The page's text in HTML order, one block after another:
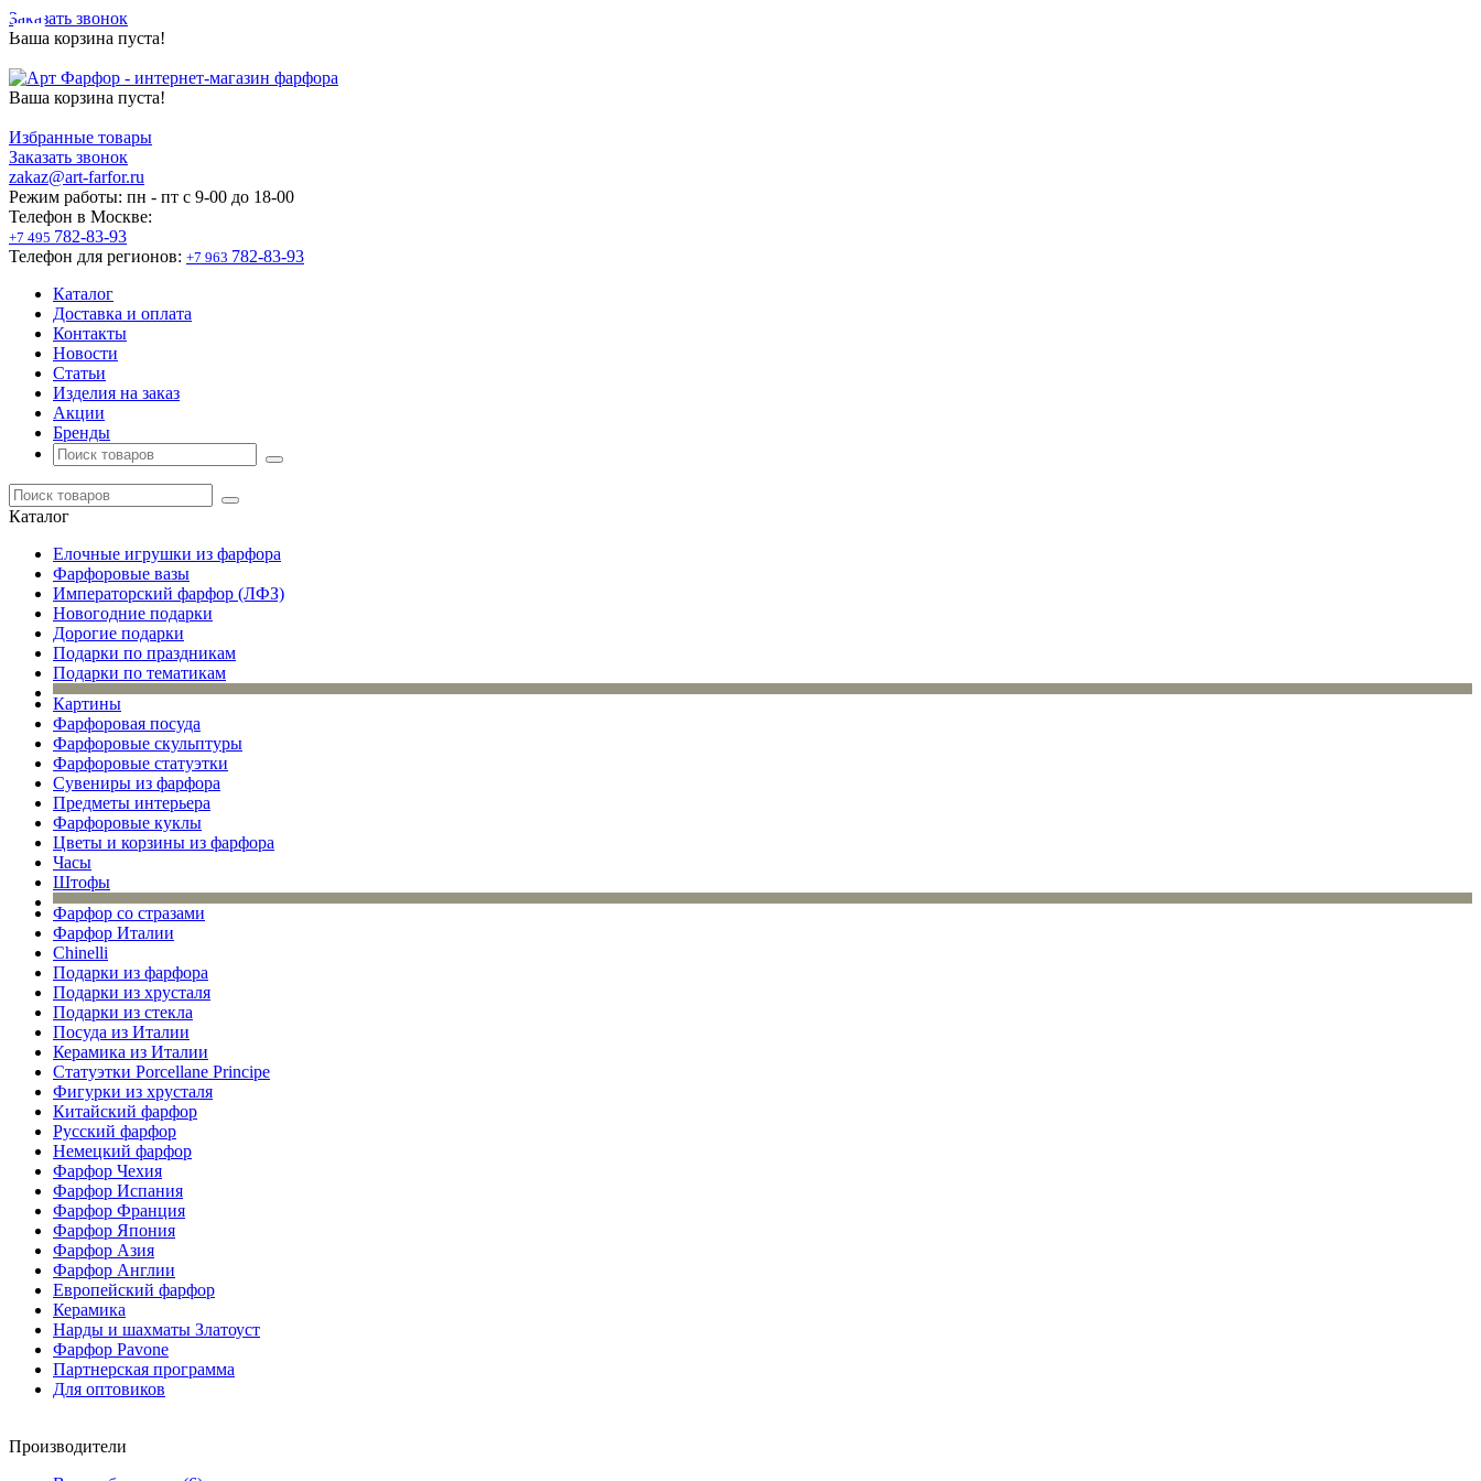
Заказать звонок
Ваша корзина пуста!
Ваша корзина пуста!
Избранные товары
Заказать звонок
zakaz@art-farfor.ru
Режим работы: пн - пт c 9-00 до 18-00
Телефон в Москве:
+7 495 782-83-93
Телефон для регионов: +7 963 782-83-93
Каталог
Доставка и оплата
Контакты
Новости
Статьи
Изделия на заказ
Акции
Бренды
Каталог
Елочные игрушки из фарфора
Фарфоровые вазы
Императорский фарфор (ЛФЗ)
Новогодние подарки
Дорогие подарки
Подарки по праздникам
Подарки по тематикам
Картины
Фарфоровая посуда
Фарфоровые скульптуры
Фарфоровые статуэтки
Сувениры из фарфора
Предметы интерьера
Фарфоровые куклы
Цветы и корзины из фарфора
Часы
Штофы
Фарфор со стразами
Фарфор Италии
Chinelli
Подарки из фарфора
Подарки из хрусталя
Подарки из стекла
Посуда из Италии
Керамика из Италии
Статуэтки Porcellane Principe
Фигурки из хрусталя
Китайский фарфор
Русский фарфор
Немецкий фарфор
Фарфор Чехия
Фарфор Испания
Фарфор Франция
Фарфор Япония
Фарфор Азия
Фарфор Англии
Европейский фарфор
Керамика
Нарды и шахматы Златоуст
Фарфор Pavone
Партнерская программа
Для оптовиков
Производители